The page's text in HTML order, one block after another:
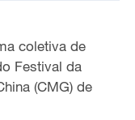
coletiva de
Festival da
(CMG) de